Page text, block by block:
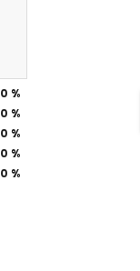
0 %
0 %
0 %
0 %
0 %